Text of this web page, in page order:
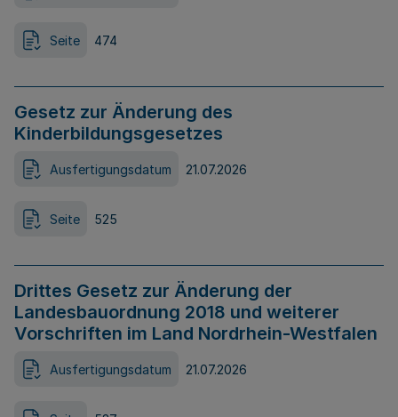
Seite 474
Gesetz zur Änderung des
Kinderbildungsgesetzes
Ausfertigungsdatum 21.07.2026
Seite 525
Drittes Gesetz zur Änderung der
Landesbauordnung 2018 und weiterer
Vorschriften im Land Nordrhein-Westfalen
Ausfertigungsdatum 21.07.2026